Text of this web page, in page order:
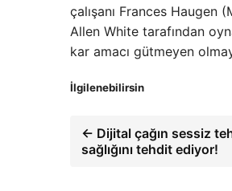
çalışanı Frances Haugen
Allen White tarafından
kar amacı gütmeyen
İlgilenebilirsin
← Dijital çağın sessiz
sağlığını tehdit ediyor!